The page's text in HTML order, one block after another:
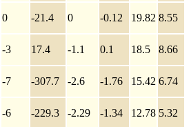
0 -21.4 0 -0.12 19.82 8.55
-3 17.4 -1.1 0.1 18.5 8.66
-7 -307.7 -2.6 -1.76 15.42 6.74
-6 -229.3 -2.29 -1.34 12.78 5.32